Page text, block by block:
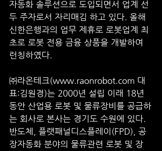
자동화 솔루션으로 도입되면서 업계 선
두 주자로서 자리매김 하고 있다. 올해
신한은행과의 업무 제휴로 로봇업계 최
초로 로봇 전용 금융 상품을 개발하여
런칭하였다.
㈜라온테크(www.raonrobot.com 대
표:김원경)는 2000년 설립 이래 18년
동안 산업용 로봇 및 물류장비를 공급하
는 회사로 본사는 경기도 수원에 있다.
반도체, 플랫패널디스플레이(FPD), 공
장자동화 분야의 물류관련 로봇 및 장